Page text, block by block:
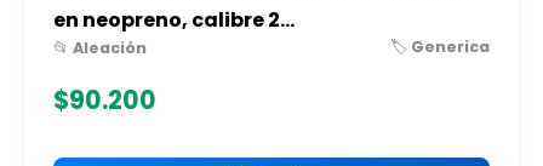
en neopreno, calibre 2...
📂 Aleación 🏷️ Generica
$90.200